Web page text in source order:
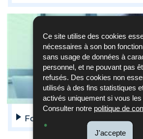
Ce site utilise des cookies
nécessaires à son bon
sans usage de données à
personnel, et ne pouvant pas
refusés. Des cookies non
utilisés à des fins statistiques
activés uniquement si vous les
Consulter notre politique de
J'accepte
Formations citoyennes